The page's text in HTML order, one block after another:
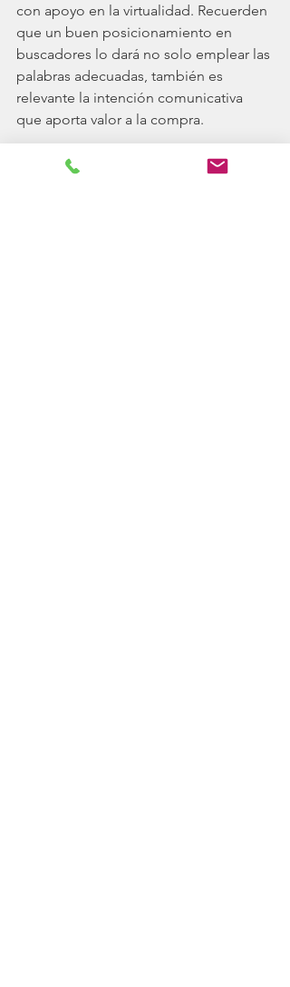
con apoyo en la virtualidad. Recuerden
que un buen posicionamiento en
buscadores lo dará no solo emplear las
palabras adecuadas, también es
relevante la intención comunicativa
que aporta valor a la compra.
www.finalfelizsexshop.com